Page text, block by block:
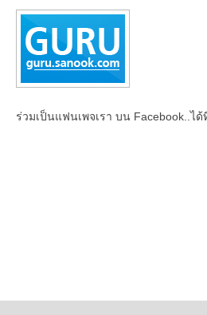
ร่วมเป็นแฟนเพจเรา บน Facebook..ได้